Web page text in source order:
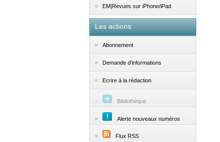
EM|Revues sur iPhone/iPad
Les actions
Abonnement
Demande d'informations
Ecrire à la rédaction
Bibliothèque
Alerte nouveaux numéros
Flux RSS